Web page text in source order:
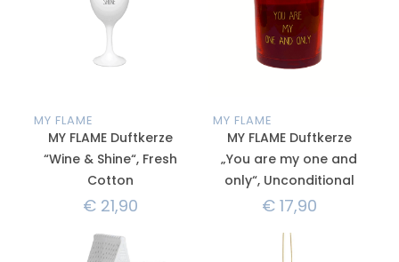
MY FLAME
MY FLAME Duftkerze
“Wine & Shine“, Fresh
Cotton
€21,90
MY FLAME
MY FLAME Duftkerze
„You are my one and
only“, Unconditional
€17,90